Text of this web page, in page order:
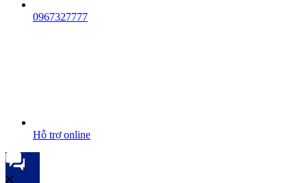
0967327777
Hỗ trợ online